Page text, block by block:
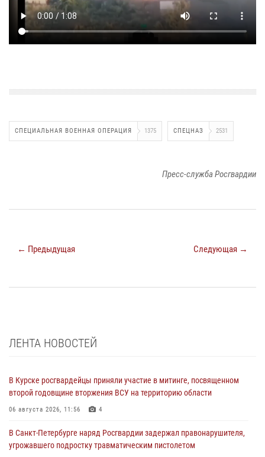
СПЕЦИАЛЬНАЯ ВОЕННАЯ ОПЕРАЦИЯ 1375 СПЕЦНАЗ 2531
Пресс-служба Росгвардии
← Предыдущая Следующая →
ЛЕНТА НОВОСТЕЙ
В Курске росгвардейцы приняли участие в митинге, посвященном
второй годовщине вторжения ВСУ на территорию области
06 августа 2026, 11:56 4
В Санкт-Петербурге наряд Росгвардии задержал правонарушителя,
угрожавшего подростку травматическим пистолетом